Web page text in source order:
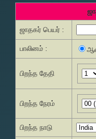
ஜாதகர் பெயர் :
பாலினம் :
பிறந்த தேதி
பிறந்த நேரம்
பிறந்த நாடு